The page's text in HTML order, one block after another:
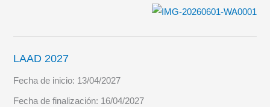
LAAD 2027
Fecha de inicio: 13/04/2027
Fecha de finalización: 16/04/2027